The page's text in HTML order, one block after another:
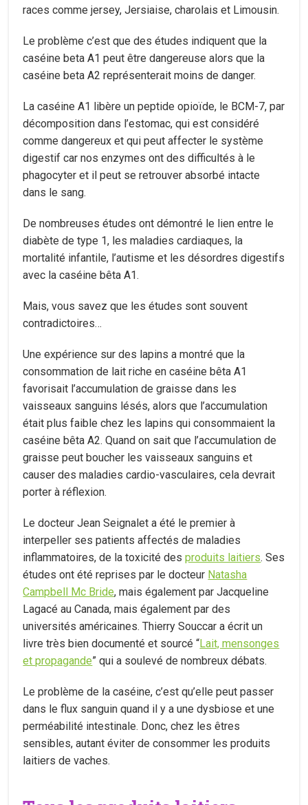
races comme jersey, Jersiaise, charolais et Limousin.
Le problème c’est que des études indiquent que la
caséine beta A1 peut être dangereuse alors que la
caséine beta A2 représenterait moins de danger.
La caséine A1 libère un peptide opioïde, le BCM-7, par
décomposition dans l’estomac, qui est considéré
comme dangereux et qui peut affecter le système
digestif car nos enzymes ont des difficultés à le
phagocyter et il peut se retrouver absorbé intacte
dans le sang.
De nombreuses études ont démontré le lien entre le
diabète de type 1, les maladies cardiaques, la
mortalité infantile, l’autisme et les désordres digestifs
avec la caséine bêta A1.
Mais, vous savez que les études sont souvent
contradictoires…
Une expérience sur des lapins a montré que la
consommation de lait riche en caséine bêta A1
favorisait l’accumulation de graisse dans les
vaisseaux sanguins lésés, alors que l’accumulation
était plus faible chez les lapins qui consommaient la
caséine bêta A2. Quand on sait que l’accumulation de
graisse peut boucher les vaisseaux sanguins et
causer des maladies cardio-vasculaires, cela devrait
porter à réflexion.
Le docteur Jean Seignalet a été le premier à
interpeller ses patients affectés de maladies
inflammatoires, de la toxicité desproduits laitiers. Ses
études ont été reprises par le docteur Natasha
Campbell Mc Bride, mais également par Jacqueline
Lagacé au Canada, mais également par des
universités américaines. Thierry Souccar a écrit un
livre très bien documenté et sourcé “Lait, mensonges
et propagande” qui a soulevé de nombreux débats.
Le problème de la caséine, c’est qu’elle peut passer
dans le flux sanguin quand il y a une dysbiose et une
perméabilité intestinale. Donc, chez les êtres
sensibles, autant éviter de consommer les produits
laitiers de vaches.